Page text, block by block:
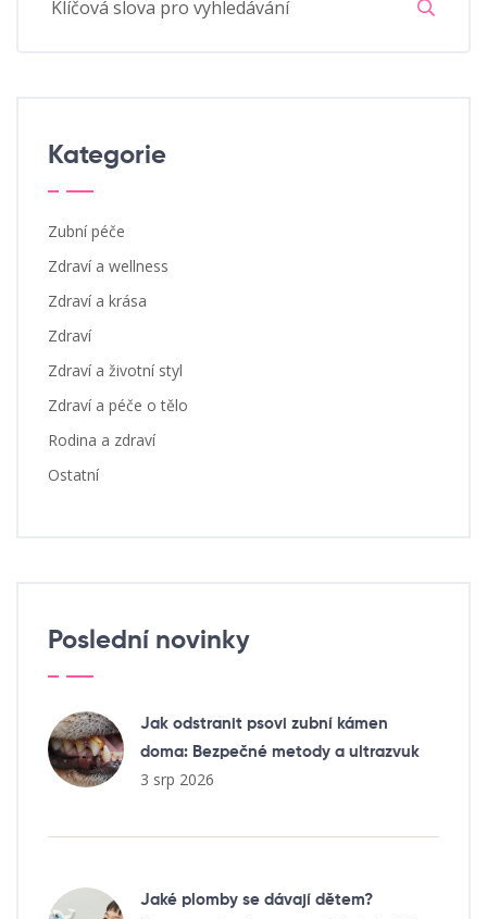
Kategorie
Zubní péče
Zdraví a wellness
Zdraví a krása
Zdraví
Zdraví a životní styl
Zdraví a péče o tělo
Rodina a zdraví
Ostatní
Poslední novinky
Jak odstranit psovi zubní kámen
doma: Bezpečné metody a ultrazvuk
3 srp 2026
Jaké plomby se dávají dětem?